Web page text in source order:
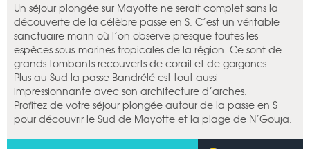
Un séjour plongée sur Mayotte ne serait complet sans la
découverte de la célèbre passe en S. C’est un véritable
sanctuaire marin où l’on observe presque toutes les
espèces sous-marines tropicales de la région. Ce sont de
grands tombants recouverts de corail et de gorgones.
Plus au Sud la passe Bandrélé est tout aussi
impressionnante avec son architecture d’arches.
Profitez de votre séjour plongée autour de la passe en S
pour découvrir le Sud de Mayotte et la plage de N’Gouja.